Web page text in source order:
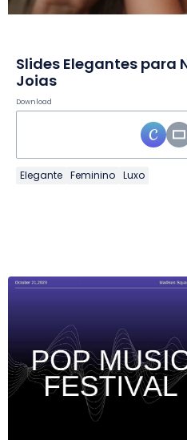
Slides Elegantes para
Joias
Download
Elegante Feminino Luxo